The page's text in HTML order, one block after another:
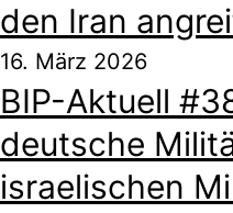
den Iran
16. März 2026
BIP-Aktuell
deutsche
israelischen